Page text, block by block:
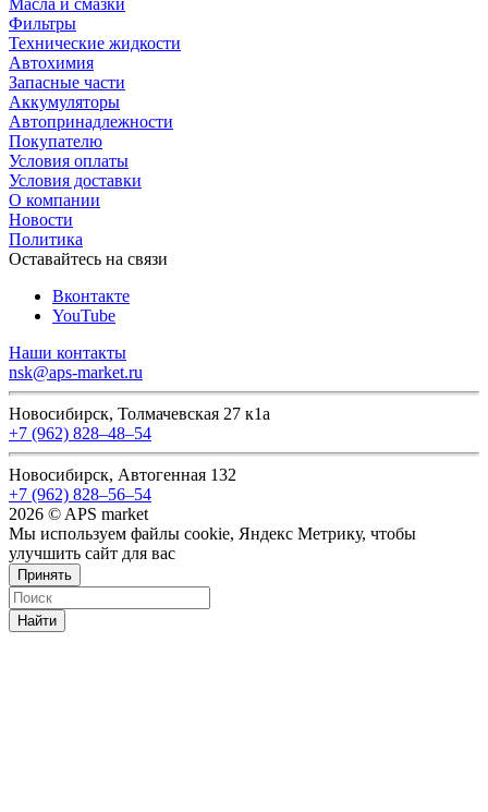
Масла и смазки
Фильтры
Технические жидкости
Автохимия
Запасные части
Аккумуляторы
Автопринадлежности
Покупателю
Условия оплаты
Условия доставки
О компании
Новости
Политика
Оставайтесь на связи
Вконтакте
YouTube
Наши контакты
nsk@aps-market.ru
Новосибирск, Толмачевская 27 к1а
+7 (962) 828‒48‒54
Новосибирск, Автогенная 132
+7 (962) 828‒56‒54
2026 © APS market
Мы используем файлы cookie, Яндекс Метрику, чтобы
улучшить сайт для вас
Принять
Найти